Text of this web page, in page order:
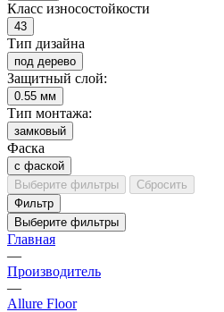
Класс износостойкости
43
Тип дизайна
под дерево
Защитный слой:
0.55 мм
Тип монтажа:
замковый
Фаска
с фаской
Выберите фильтры
Сбросить
Фильтр
Выберите фильтры
Главная
—
Производитель
—
Allure Floor